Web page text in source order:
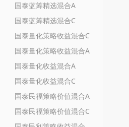
国泰蓝筹精选混合A
国泰蓝筹精选混合C
国泰量化策略收益混合C
国泰量化策略收益混合A
国泰量化收益混合A
国泰量化收益混合C
国泰民福策略价值混合A
国泰民福策略价值混合C